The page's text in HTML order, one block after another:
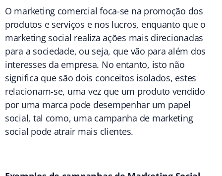
O marketing comercial foca-se na promoção dos
produtos e serviços e nos lucros, enquanto que o
marketing social realiza ações mais direcionadas
para a sociedade, ou seja, que vão para além dos
interesses da empresa. No entanto, isto não
significa que são dois conceitos isolados, estes
relacionam-se, uma vez que um produto vendido
por uma marca pode desempenhar um papel
social, tal como, uma campanha de marketing
social pode atrair mais clientes.